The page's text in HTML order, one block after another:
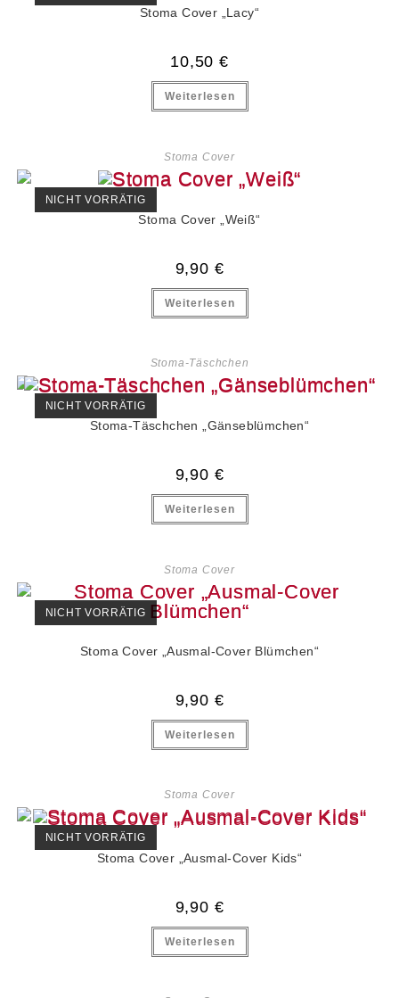
Stoma Cover „Lacy“
10,50 €
Weiterlesen
Stoma Cover
NICHT VORRÄTIG
Stoma Cover „Weiß“
9,90 €
Weiterlesen
Stoma-Täschchen
NICHT VORRÄTIG
Stoma-Täschchen „Gänseblümchen“
9,90 €
Weiterlesen
Stoma Cover
NICHT VORRÄTIG
Stoma Cover „Ausmal-Cover Blümchen“
9,90 €
Weiterlesen
Stoma Cover
NICHT VORRÄTIG
Stoma Cover „Ausmal-Cover Kids“
9,90 €
Weiterlesen